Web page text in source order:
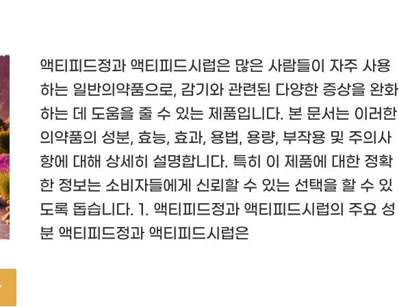
액티피드정과 액티피드시럽은 많은 사람들이 자주 사용
하는 일반의약품으로, 감기와 관련된 다양한 증상을 완화
하는 데 도움을 줄 수 있는 제품입니다. 본 문서는 이러한
의약품의 성분, 효능, 효과, 용법, 용량, 부작용 및 주의사
항에 대해 상세히 설명합니다. 특히 이 제품에 대한 정확
한 정보는 소비자들에게 신뢰할 수 있는 선택을 할 수 있
도록 돕습니다. 1. 액티피드정과 액티피드시럽의 주요 성
분 액티피드정과 액티피드시럽은